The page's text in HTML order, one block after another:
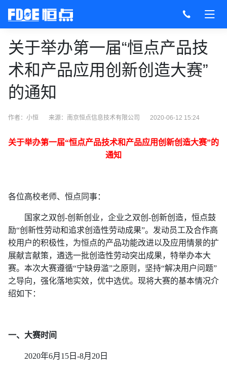
关于举办第一届“恒点产品技
术和产品应用创新创造大赛”
的通知
作者：小恒 来源： 南京恒点信息技术有限公司 2020-06-12 15:24
关于举办第一届“恒点产品技术和产品应用创新创造大赛”的
通知
各位高校老师、恒点同事：
国家之双创 -创新创业，企业之双创-创新创造，恒点鼓
励“创新性劳动和追求创造性劳动成果”。发动员工及合作高
校用户的积极性，为恒点的产品功能改进以及应用情景的扩
展献言献策，遴选一批创造性劳动突出成果，特举办本大
赛。本次大赛遵循“宁缺毋滥”之原则，坚持“解决用户问题”
之导向，强化落地实效，优中选优。现将大赛的基本情况介
绍如下：
一、大赛时间
2020年6月15 日 -8月 20 日